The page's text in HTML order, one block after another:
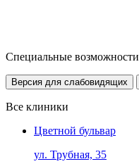
Специальные возможности
Версия для слабовидящих
Все клиники
Цветной бульвар
ул. Трубная, 35